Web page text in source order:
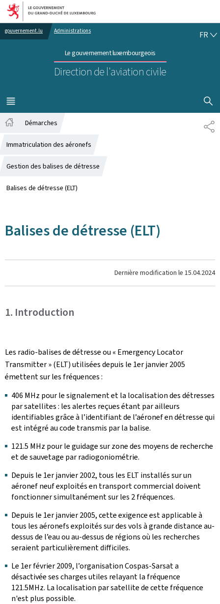
Aller au menu principal
Aller au contenu
gouvernement.lu Administrations
Le gouvernement luxembourgeois
Direction de l'aviation civile
FR
MENU
PRINCIPAL
Démarches
Immatriculation des aéronefs
Gestion des balises de détresse
Balises de détresse (ELT)
Balises de détresse (ELT)
Dernière modification le 15.04.2024
1. Introduction
Les radio-balises de détresse ou « Emergency Locator
Transmitter » (ELT) utilisées depuis le 1er janvier 2005
émettent sur les fréquences :
406 MHz pour le signalement et la localisation des détresses
par satellites : les alertes reçues étant par ailleurs
identifiables grâce à l’identifiant de l’aéronef en détresse qui
est intégré au code transmis par la balise.
121.5 MHz pour le guidage sur zone des moyens de recherche
et de sauvetage par radiogoniométrie.
Depuis le 1er janvier 2002, tous les ELT installés sur un
aéronef neuf exploités en transport commercial doivent
fonctionner simultanément sur les 2 fréquences.
Depuis le 1er janvier 2005, cette exigence est applicable à
tous les aéronefs exploités sur des vols à grande distance au-
dessus de l’eau ou au-dessus de régions où les recherches
seraient particulièrement difficiles.
Le 1er février 2009, l’organisation Cospas-Sarsat a
désactivée ses charges utiles relayant la fréquence
121.5MHz. La localisation par satellite de cette fréquence
n'est plus possible.